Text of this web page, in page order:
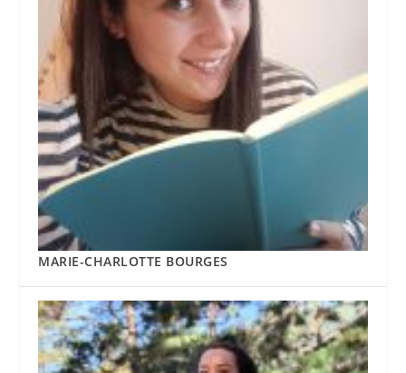
MARIE-CHARLOTTE BOURGES